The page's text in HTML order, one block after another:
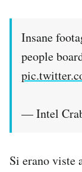
Insane
people
— Intel
Si erano viste